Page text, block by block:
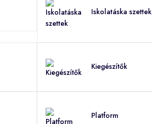
Iskolatáska szettek
Kiegészítők
Platform